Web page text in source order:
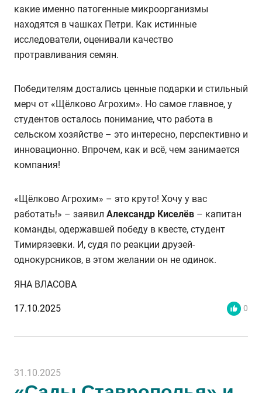
какие именно патогенные микроорганизмы
находятся в чашках Петри. Как истинные
исследователи, оценивали качество
протравливания семян.
Победителям достались ценные подарки и стильный
мерч от «Щёлково Агрохим». Но самое главное, у
студентов осталось понимание, что работа в
сельском хозяйстве – это интересно, перспективно и
инновационно. Впрочем, как и всё, чем занимается
компания!
«Щёлково Агрохим» – это круто! Хочу у вас
работать!» – заявил Александр Киселёв – капитан
команды, одержавшей победу в квесте, студент
Тимирязевки. И, судя по реакции друзей-
однокурсников, в этом желании он не одинок.
ЯНА ВЛАСОВА
17.10.2025 0
31.10.2025